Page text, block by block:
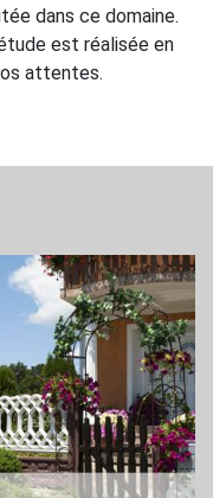
dans ce domaine.
est réalisée en
attentes.